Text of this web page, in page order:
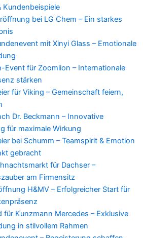
Kundenbeispiele
bei LG Chem – Ein starkes
mit Xinyi Glass – Emotionale
Event für Zoomlion – Internationale
stärken
für Viking – Gemeinschaft feiern,
Dr. Beckmann – Innovative
für maximale Wirkung
bei Schumm – Teamspirit & Emotion
gebracht
für Dachser –
am Firmensitz
H&MV – Erfolgreicher Start für
für Kunzmann Mercedes – Exklusive
in stilvollem Rahmen